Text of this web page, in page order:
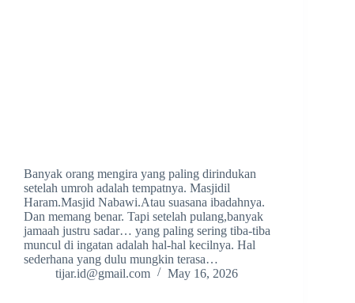
Banyak orang mengira yang paling dirindukan
setelah umroh adalah tempatnya. Masjidil
Haram.Masjid Nabawi.Atau suasana ibadahnya.
Dan memang benar. Tapi setelah pulang,banyak
jamaah justru sadar… yang paling sering tiba-tiba
muncul di ingatan adalah hal-hal kecilnya. Hal
sederhana yang dulu mungkin terasa…
tijar.id@gmail.com
May 16, 2026